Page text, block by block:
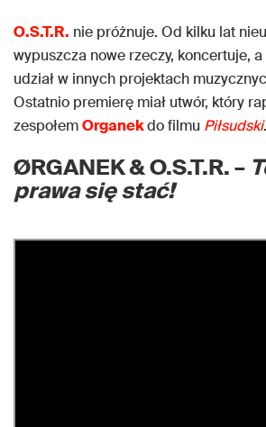
O.S.T.R. nie próżnuje. Od kilku lat
wypuszcza nowe rzeczy, koncertuje,
udział w innych projektach
Ostatnio premierę miał utwór, który
zespołemOrganekdo filmu Piłsudski
ØRGANEK & O.S.T.R. –
prawa się stać!